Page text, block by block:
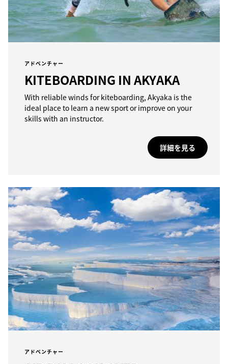
アドベンチャー
KITEBOARDING IN AKYAKA
With reliable winds for kiteboarding, Akyaka is the
ideal place to learn a new sport or improve on your
skills with an instructor.
詳細を見る
アドベンチャー